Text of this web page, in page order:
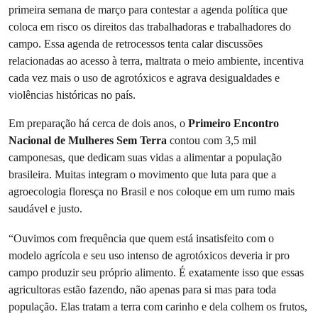
primeira semana de março para contestar a agenda política que
coloca em risco os direitos das trabalhadoras e trabalhadores do
campo. Essa agenda de retrocessos tenta calar discussões
relacionadas ao acesso à terra, maltrata o meio ambiente, incentiva
cada vez mais o uso de agrotóxicos e agrava desigualdades e
violências históricas no país.
Em preparação há cerca de dois anos, o Primeiro Encontro
Nacional de Mulheres Sem Terra contou com 3,5 mil
camponesas, que dedicam suas vidas a alimentar a população
brasileira. Muitas integram o movimento que luta para que a
agroecologia floresça no Brasil e nos coloque em um rumo mais
saudável e justo.
“Ouvimos com frequência que quem está insatisfeito com o
modelo agrícola e seu uso intenso de agrotóxicos deveria ir pro
campo produzir seu próprio alimento. É exatamente isso que essas
agricultoras estão fazendo, não apenas para si mas para toda
população. Elas tratam a terra com carinho e dela colhem os frutos,